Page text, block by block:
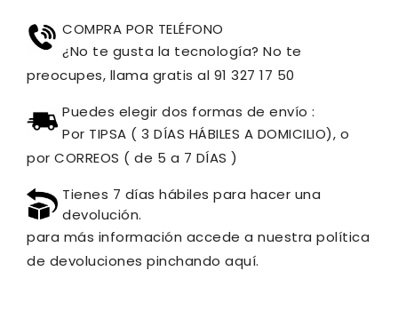
COMPRA POR TELÉFONO
¿No te gusta la tecnología? No te
preocupes, llama gratis al 91 327 17 50
Puedes elegir dos formas de envío :
Por TIPSA ( 3 DÍAS HÁBILES A DOMICILIO), o
por CORREOS ( de 5 a 7 DÍAS )
Tienes 7 días hábiles para hacer una
devolución.
para más información accede a nuestra política
de devoluciones pinchando aquí.